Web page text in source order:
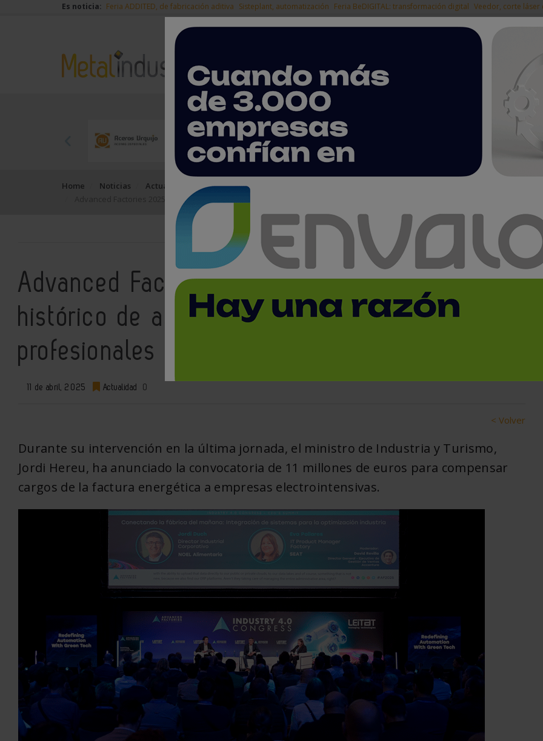
Es noticia: Feria ADDITED, de fabricación aditiva Sisteplant, automatización Feria BeDIGITAL: transformación digital Veedor, corte láser
|
NOTICIAS PRODUCTOS EMPRESAS
Home Noticias
Actualidad
Advanced Factories 2025 bate su récord histórico de asistentes con 38.714 profesionales industriales
Advanced Factories 2025 bate su récord
histórico de asistentes con 38.714
profesionales industriales
11 de abril, 2025 Actualidad 0
< Volver
Durante su intervención en la última jornada, el ministro de Industria y Turismo,
Jordi Hereu, ha anunciado la convocatoria de 11 millones de euros para compensar
cargos de la factura energética a empresas electrointensivas.